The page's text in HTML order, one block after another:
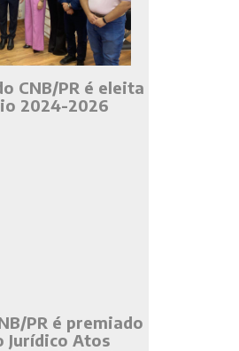
CNB/PR é eleita
2024-2026
PR é premiado
Jurídico Atos